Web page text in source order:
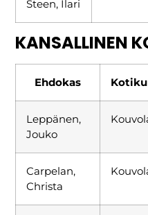
Steen, Ilari
KANSALLINEN
Ehdokas
Leppänen,
Jouko
Carpelan,
Christa